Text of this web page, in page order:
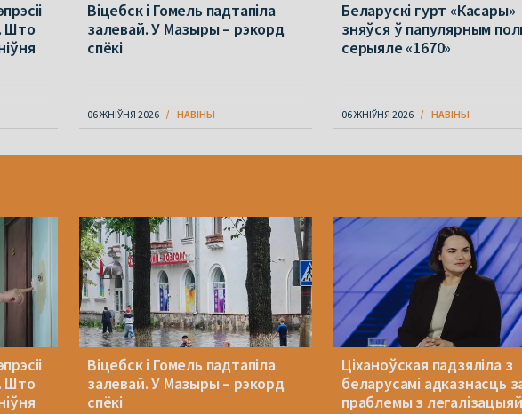
Што
Віцебск і Гомель падтапіла
залевай. У Мазыры – рэкорд
спёкі
06 ЖНІЎНЯ 2026 НАВІНЫ
Беларускі гурт «Касары»
зняўся ў папулярным
серыяле «1670»
06 ЖНІЎНЯ 2026 НАВІНЫ
Што
Віцебск і Гомель падтапіла
залевай. У Мазыры – рэкорд
спёкі
Ціханоўская падзяліла з
беларусамі адказнасць
праблемы з легалізацыяй